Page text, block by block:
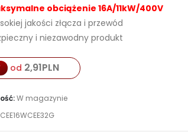
obciążenie 16A/11kW/400V
jakości złącza i przewód
i niezawodny produkt
od 2,91PLN
W magazynie